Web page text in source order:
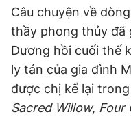
Câu chuyện về
thầy phong thủy đã
Dương hồi cuối thế
ly tán của gia đình
được chị kể lại
Sacred Willow,